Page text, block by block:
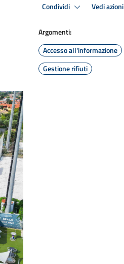
Condividi Vedi azioni
Argomenti:
Accesso all'informazione
Gestione rifiuti